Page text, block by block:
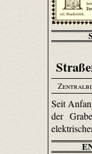
Seit
der